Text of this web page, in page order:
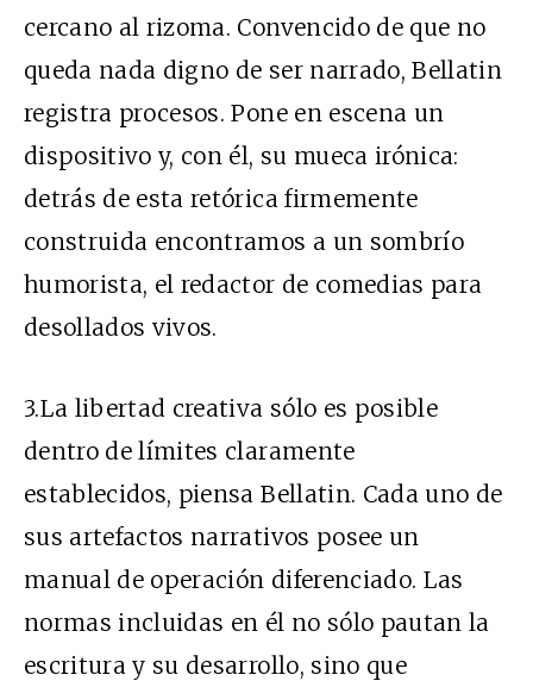
cercano al rizoma. Convencido de que no
queda nada digno de ser narrado, Bellatin
registra procesos. Pone en escena un
dispositivo y, con él, su mueca irónica:
detrás de esta retórica firmemente
construida encontramos a un sombrío
humorista, el redactor de comedias para
desollados vivos.
3.La libertad creativa sólo es posible
dentro de límites claramente
establecidos, piensa Bellatin. Cada uno de
sus artefactos narrativos posee un
manual de operación diferenciado. Las
normas incluidas en él no sólo pautan la
escritura y su desarrollo, sino que